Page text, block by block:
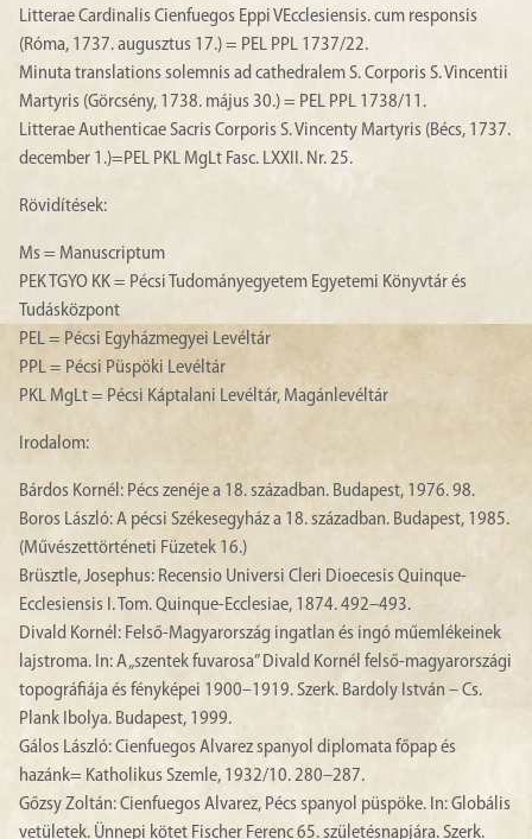
Litterae Cardinalis Cienfuegos Eppi VEcclesiensis. cum responsis
(Róma, 1737. augusztus 17.) = PEL PPL 1737/22.
Minuta translations solemnis ad cathedralem S. Corporis S. Vincentii
Martyris (Görcsény, 1738. május 30.) = PEL PPL 1738/11.
Litterae Authenticae Sacris Corporis S. Vincenty Martyris (Bécs, 1737.
december 1.)=PEL PKL MgLt Fasc. LXXII. Nr. 25.
Rövidítések:
Ms = Manuscriptum
PEK TGYO KK = Pécsi Tudományegyetem Egyetemi Könyvtár és
Tudásközpont
PEL = Pécsi Egyházmegyei Levéltár
PPL = Pécsi Püspöki Levéltár
PKL MgLt = Pécsi Káptalani Levéltár, Magánlevéltár
Irodalom:
Bárdos Kornél: Pécs zenéje a 18. században. Budapest, 1976. 98.
Boros László: A pécsi Székesegyház a 18. században. Budapest, 1985.
(Művészettörténeti Füzetek 16.)
Brüsztle, Josephus: Recensio Universi Cleri Dioecesis Quinque-
Ecclesiensis I. Tom. Quinque-Ecclesiae, 1874. 492–493.
Divald Kornél: Felső-Magyarország ingatlan és ingó műemlékeinek
lajstroma. In: A „szentek fuvarosa” Divald Kornél felső-magyarországi
topográfiája és fényképei 1900–1919. Szerk. Bardoly István – Cs.
Plank Ibolya. Budapest, 1999.
Gálos László: Cienfuegos Alvarez spanyol diplomata főpap és
hazánk= Katholikus Szemle, 1932/10. 280–287.
Gőzsy Zoltán: Cienfuegos Alvarez, Pécs spanyol püspöke. In: Globális
vetületek. Ünnepi kötet Fischer Ferenc 65. születésnapjára. Szerk.